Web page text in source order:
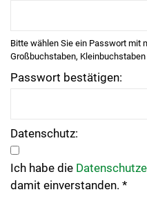
Bitte wählen Sie ein Passwort mit
Großbuchstaben,
Passwort bestätigen:
Datenschutz:
Ich habe die
damit einverstanden. *